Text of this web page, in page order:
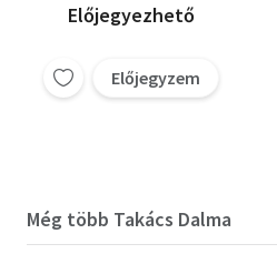
Előjegyezhető
Előjegyzem
Még több Takács Dalma